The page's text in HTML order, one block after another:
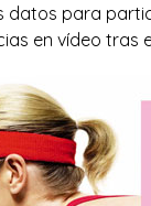
datos para
en vídeo tras